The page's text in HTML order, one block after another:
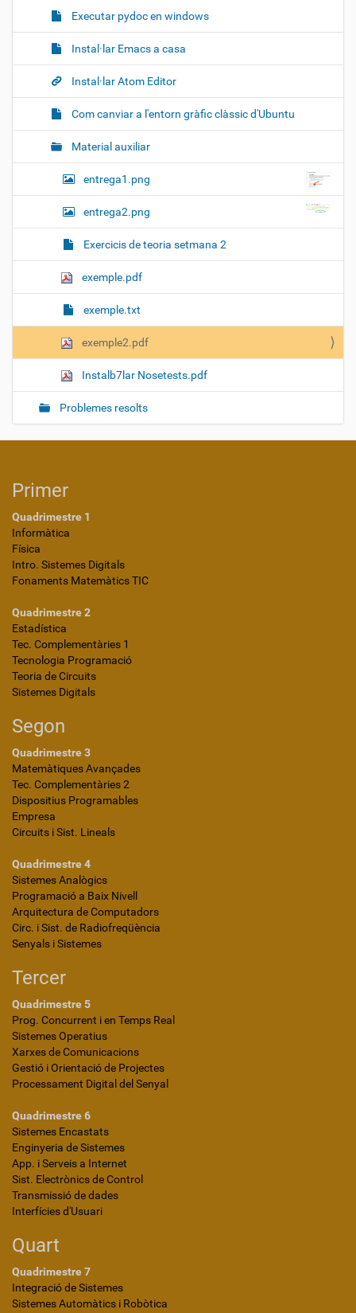
Executar pydoc en windows
Instal·lar Emacs a casa
Instal·lar Atom Editor
Com canviar a l'entorn gràfic clàssic d'Ubuntu
Material auxiliar
entrega1.png
entrega2.png
Exercicis de teoria setmana 2
exemple.pdf
exemple.txt
exemple2.pdf
Instalb7lar Nosetests.pdf
Problemes resolts
Primer
Quadrimestre 1
Informàtica
Física
Intro. Sistemes Digitals
Fonaments Matemàtics TIC
Quadrimestre 2
Estadística
Tec. Complementàries 1
Tecnologia Programació
Teoria de Circuits
Sistemes Digitals
Segon
Quadrimestre 3
Matemàtiques Avançades
Tec. Complementàries 2
Dispositius Programables
Empresa
Circuits i Sist. Lineals
Quadrimestre 4
Sistemes Analògics
Programació a Baix Nivell
Arquitectura de Computadors
Circ. i Sist. de Radiofreqüència
Senyals i Sistemes
Tercer
Quadrimestre 5
Prog. Concurrent i en Temps Real
Sistemes Operatius
Xarxes de Comunicacions
Gestió i Orientació de Projectes
Processament Digital del Senyal
Quadrimestre 6
Sistemes Encastats
Enginyeria de Sistemes
App. i Serveis a Internet
Sist. Electrònics de Control
Transmissió de dades
Interfícies d'Usuari
Quart
Quadrimestre 7
Integració de Sistemes
Sistemes Automàtics i Robòtica